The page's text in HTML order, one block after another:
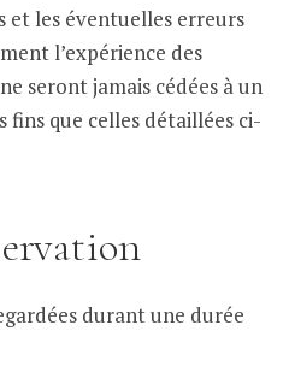
et les éventuelles erreurs
l’expérience des
seront jamais cédées à un
fins que celles détaillées ci-
durant une durée